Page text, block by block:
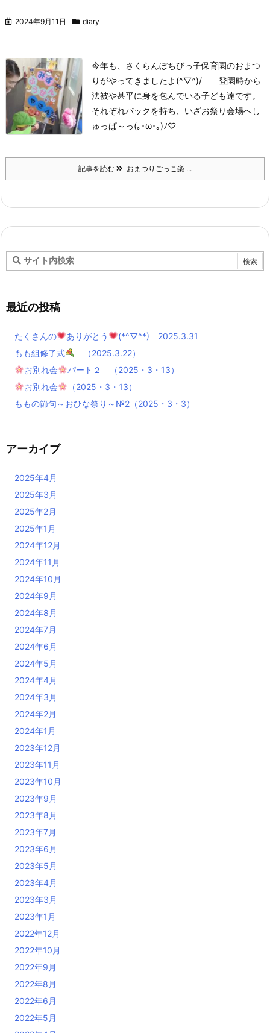
2024年9月11日 diary
今年も、さくらんぼちびっ子保育園のおまつ
りがやってきましたよ(^▽^)/ 登園時から
法被や甚平に身を包んでいる子ども達です。
それぞれバックを持ち、いざお祭り会場へし
ゅっぱ～っ(｡･ω･｡)ﾉ♡
記事を読む おまつりごっこ楽 ...
最近の投稿
たくさんの ありがとう
(*^▽^*) 2025.3.31
もも組修了式
（2025.3.22）
お別れ会
パート２ （2025・3・13）
お別れ会
（2025・3・13）
ももの節句～おひな祭り～№2（2025・3・3）
アーカイブ
2025年4月
2025年3月
2025年2月
2025年1月
2024年12月
2024年11月
2024年10月
2024年9月
2024年8月
2024年7月
2024年6月
2024年5月
2024年4月
2024年3月
2024年2月
2024年1月
2023年12月
2023年11月
2023年10月
2023年9月
2023年8月
2023年7月
2023年6月
2023年5月
2023年4月
2023年3月
2023年1月
2022年12月
2022年10月
2022年9月
2022年8月
2022年6月
2022年5月